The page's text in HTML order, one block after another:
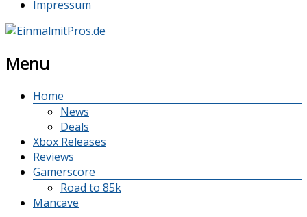
Impressum
Menu
Home
News
Deals
Xbox Releases
Reviews
Gamerscore
Road to 85k
Mancave